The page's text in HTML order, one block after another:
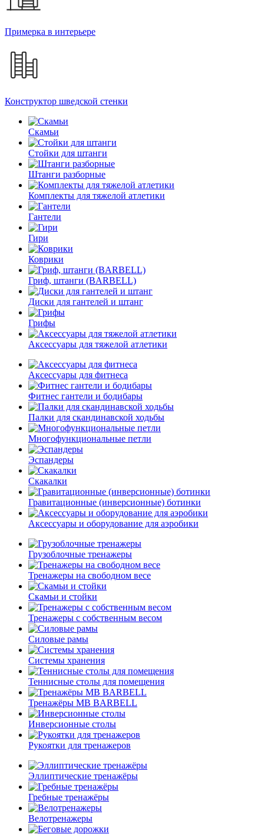
Примерка в интерьере
Конструктор шведской стенки
Скамьи
Стойки для штанги
Штанги разборные
Комплекты для тяжелой атлетики
Гантели
Гири
Коврики
Гриф, штанги (BARBELL)
Диски для гантелей и штанг
Грифы
Аксессуары для тяжелой атлетики
Аксессуары для фитнеса
Фитнес гантели и бодибары
Палки для скандинавской ходьбы
Многофункциональные петли
Эспандеры
Скакалки
Гравитационные (инверсионные) ботинки
Аксессуары и оборудование для аэробики
Грузоблочные тренажеры
Тренажеры на свободном весе
Скамьи и стойки
Тренажеры с собственным весом
Силовые рамы
Системы хранения
Теннисные столы для помещения
Тренажёры MB BARBELL
Инверсионные столы
Рукоятки для тренажеров
Эллиптические тренажёры
Гребные тренажёры
Велотренажеры